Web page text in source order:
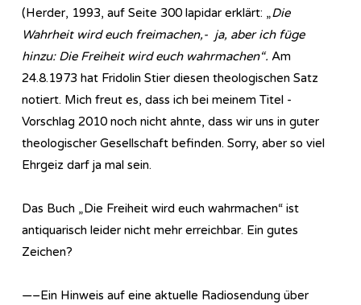
(Herder, 1993, auf Seite 300 lapidar erklärt: „Die
Wahrheit wird euch freimachen,- ja, aber ich füge
hinzu: Die Freiheit wird euch wahrmachen“. Am
24.8.1973 hat Fridolin Stier diesen theologischen Satz
notiert. Mich freut es, dass ich bei meinem Titel -
Vorschlag 2010 noch nicht ahnte, dass wir uns in guter
theologischer Gesellschaft befinden. Sorry, aber so viel
Ehrgeiz darf ja mal sein.
Das Buch „Die Freiheit wird euch wahrmachen“ ist
antiquarisch leider nicht mehr erreichbar. Ein gutes
Zeichen?
—–Ein Hinweis auf eine aktuelle Ra­dio­sen­dung über